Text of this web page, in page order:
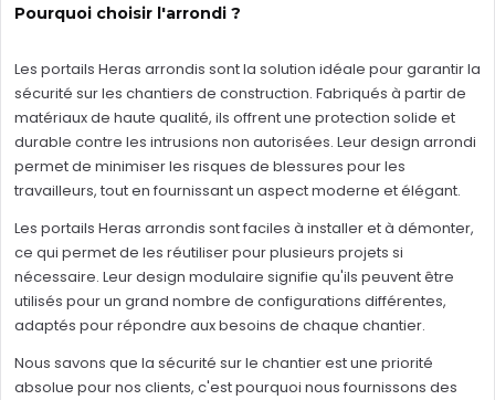
Pourquoi choisir l'arrondi ?
Les portails Heras arrondis sont la solution idéale pour garantir la
sécurité sur les chantiers de construction. Fabriqués à partir de
matériaux de haute qualité, ils offrent une protection solide et
durable contre les intrusions non autorisées. Leur design arrondi
permet de minimiser les risques de blessures pour les
travailleurs, tout en fournissant un aspect moderne et élégant.
Les portails Heras arrondis sont faciles à installer et à démonter,
ce qui permet de les réutiliser pour plusieurs projets si
nécessaire. Leur design modulaire signifie qu'ils peuvent être
utilisés pour un grand nombre de configurations différentes,
adaptés pour répondre aux besoins de chaque chantier.
Nous savons que la sécurité sur le chantier est une priorité
absolue pour nos clients, c'est pourquoi nous fournissons des